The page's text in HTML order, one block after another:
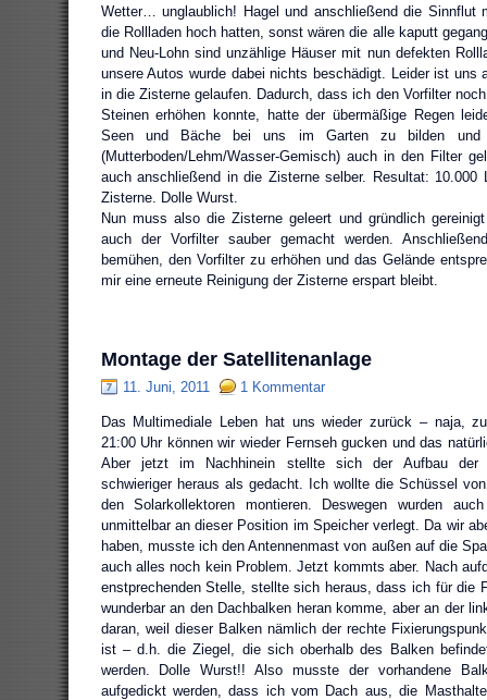
Wetter… unglaublich! Hagel und anschließend die Sinnflut
die Rollladen hoch hatten, sonst wären die alle kaputt
und Neu-Lohn sind unzählige Häuser mit nun defekten
unsere Autos wurde dabei nichts beschädigt. Leider ist uns
in die Zisterne gelaufen. Dadurch, dass ich den Vorfilter
Steinen erhöhen konnte, hatte der übermäßige Regen
Seen und Bäche bei uns im Garten zu bilden
(Mutterboden/Lehm/Wasser-Gemisch) auch in den Filter
auch anschließend in die Zisterne selber. Resultat: 10.000
Zisterne. Dolle Wurst.
Nun muss also die Zisterne geleert und gründlich
auch der Vorfilter sauber gemacht werden.
bemühen, den Vorfilter zu erhöhen und das Gelände
mir eine erneute Reinigung der Zisterne erspart bleibt.
Montage der Satellitenanlage
11. Juni, 2011 1 Kommentar
Das Multimediale Leben hat uns wieder zurück – naja,
21:00 Uhr können wir wieder Fernseh gucken und das
Aber jetzt im Nachhinein stellte sich der Aufbau der
schwieriger heraus als gedacht. Ich wollte die Schüssel
den Solarkollektoren montieren. Deswegen wurden
unmittelbar an dieser Position im Speicher verlegt. Da wir
haben, musste ich den Antennenmast von außen auf die
auch alles noch kein Problem. Jetzt kommts aber. Nach
enstprechenden Stelle, stellte sich heraus, dass ich für die
wunderbar an den Dachbalken heran komme, aber an der
daran, weil dieser Balken nämlich der rechte
ist – d.h. die Ziegel, die sich oberhalb des Balken
werden. Dolle Wurst!! Also musste der vorhandene
aufgedickt werden, dass ich vom Dach aus, die